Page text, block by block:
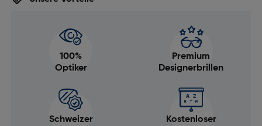
100%
Optiker
Premium
Designerbrillen
Schweizer
Kostenloser